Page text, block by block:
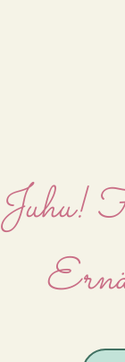
Juhu!